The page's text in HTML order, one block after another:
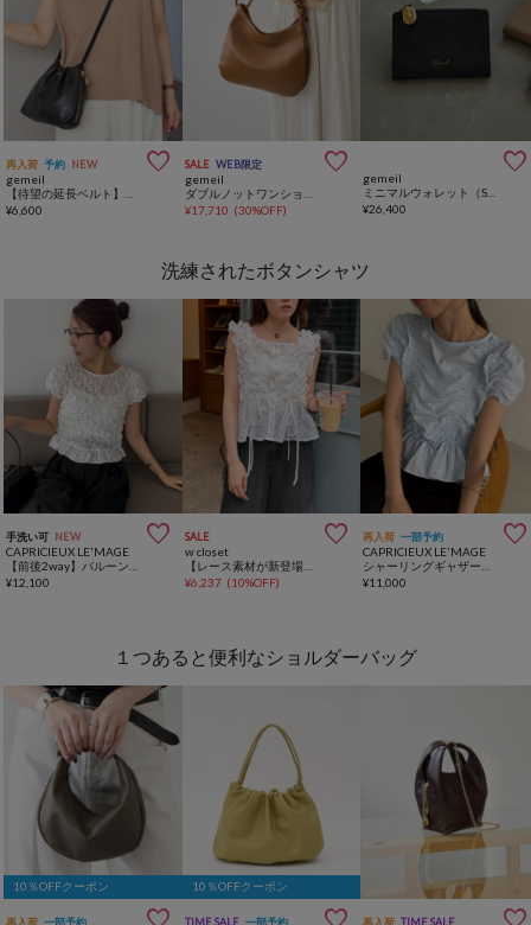
再入荷 予約 NEW 
gemeil
¥6,600
SALE WEB限定 
gemeil
¥17,710 (30%OFF)

gemeil
¥26,400
洗練されたボタンシャツ
手洗い可 NEW 
CAPRICIEUX LE'MAGE
¥12,100
SALE 
w closet
【レース素材が新登場！無地/チェック柄】フリフリノースリブラウス
¥6,237 (10%OFF)
再入荷 一部予約 
CAPRICIEUX LE'MAGE
¥11,000
１つあると便利なショルダーバッグ
10％OFFクーポン 10％OFFクーポン